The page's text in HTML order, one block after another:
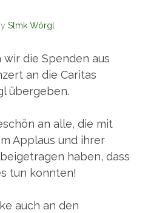
Stmk Wörgl
die Spenden aus
an die Caritas
übergeben.
an alle, die mit
Applaus und ihrer
haben, dass
tun konnten!
auch an den